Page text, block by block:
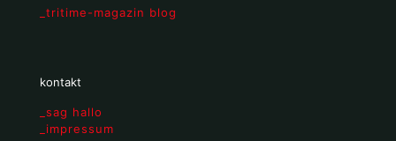
_tritime-magazin blog
kontakt
_sag hallo
_impressum